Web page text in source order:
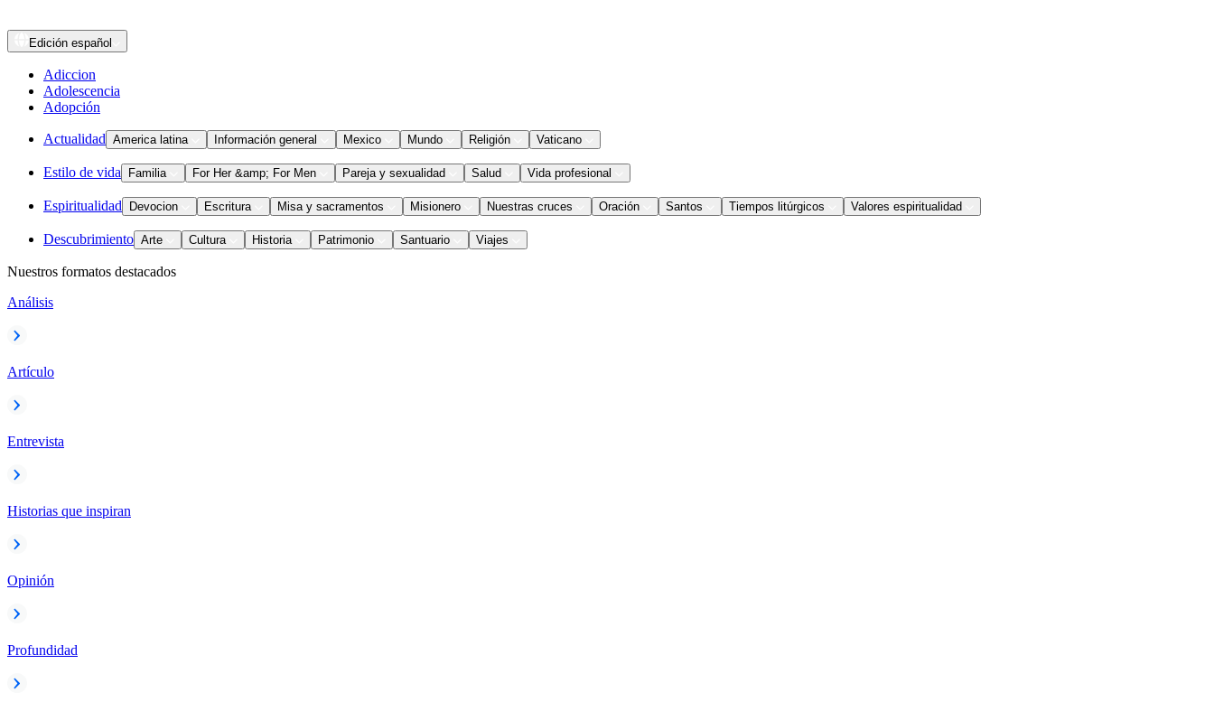
Edición español
Adiccion
Adolescencia
Adopción
Actualidad America latina Información general Mexico Mundo Religión Vaticano
Estilo de vida Familia For Her &amp; For Men Pareja y sexualidad Salud Vida profesional
Espiritualidad Devocion Escritura Misa y sacramentos Misionero Nuestras cruces Oración Santos Tiempos litúrgicos Valores espiritualidad
Descubrimiento Arte Cultura Historia Patrimonio Santuario Viajes
Nuestros formatos destacados
Análisis
Artículo
Entrevista
Historias que inspiran
Opinión
Profundidad